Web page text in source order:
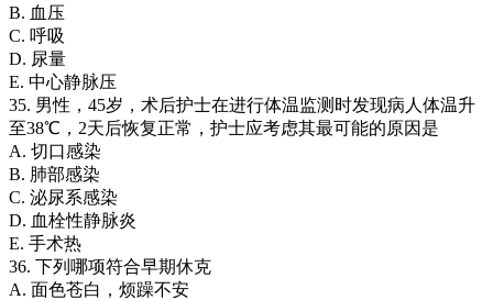
B. 血压
C. 呼吸
D. 尿量
E. 中心静脉压
35. 男性，45岁，术后护士在进行体温监测时发现病人体温升
至38℃，2天后恢复正常，护士应考虑其最可能的原因是
A. 切口感染
B. 肺部感染
C. 泌尿系感染
D. 血栓性静脉炎
E. 手术热
36. 下列哪项符合早期休克
A. 面色苍白，烦躁不安